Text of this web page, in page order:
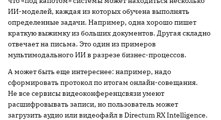
ИИ-моделей, каждая из которых обучена выполнять
определенные задачи. Например, одна хорошо пишет
краткую выжимку из больших документов. Другая складно
отвечает на письма. Это один из примеров
мультимодального ИИ в разрезе бизнес-процессов.
А может быть еще интереснее: например, надо
сформировать протокол по итогам онлайн-совещания.
Не все сервисы видеоконференцсвязи умеют
расшифровывать записи, но пользователь может
загрузить аудио или видеофайл в Directum RX Intelligence.